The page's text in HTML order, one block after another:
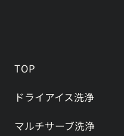
TOP
ドライアイス洗浄
マルチサーブ洗浄